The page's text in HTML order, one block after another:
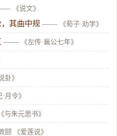
《说文》
其曲中规 —— 《荀子·劝学》
—— 《左传·襄公七年》
卦》
·月令》
与朱元思书》
颐 《爱莲说》